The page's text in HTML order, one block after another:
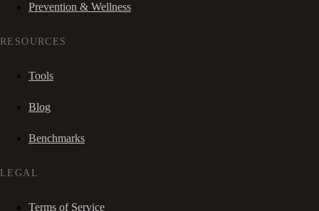
Prevention & Wellness
RESOURCES
Tools
Blog
Benchmarks
LEGAL
Terms of Service